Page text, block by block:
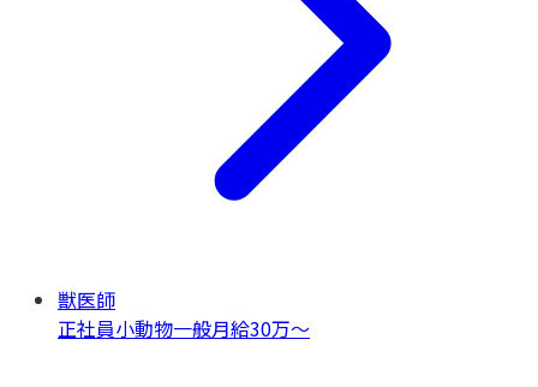
獣医師
正社員小動物一般月給30万〜